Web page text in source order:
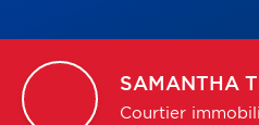
SAMANTHA
Courtier